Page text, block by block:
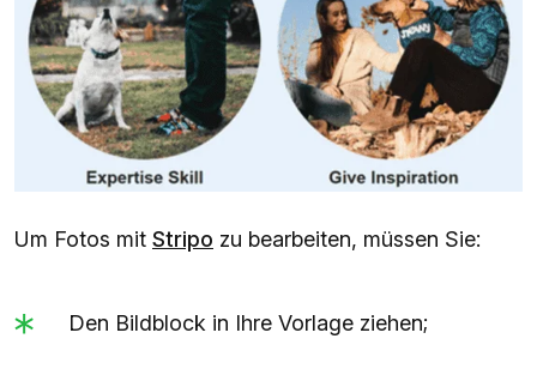
Um Fotos mit Stripo zu bearbeiten, müssen Sie:
Den Bildblock in Ihre Vorlage ziehen;